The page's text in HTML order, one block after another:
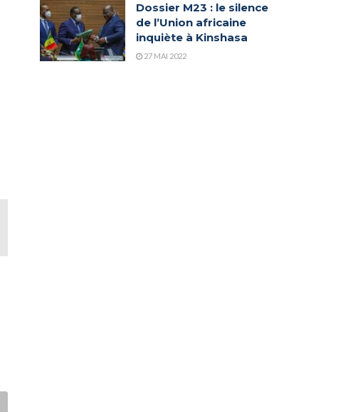
Dossier M23 : le silence
de l’Union africaine
inquiète à Kinshasa
27 MAI 2022